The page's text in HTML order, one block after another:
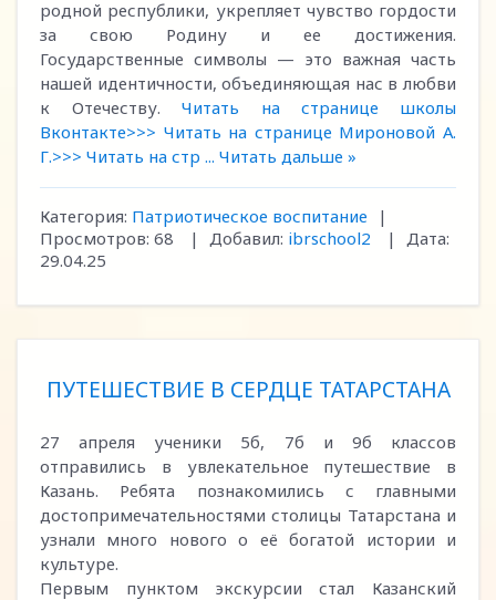
родной республики, укрепляет чувство гордости
за свою Родину и ее достижения.
Государственные символы — это важная часть
нашей идентичности, объединяющая нас в любви
к Отечеству.Читать на странице школы
Вконтакте>>> Читать на странице Мироновой А.
Г.>>> Читать на стр ... Читать дальше »
Категория: Патриотическое воспитание
|
Просмотров: 68 | Добавил: ibrschool2 |
Дата:
29.04.25
ПУТЕШЕСТВИЕ В СЕРДЦЕ ТАТАРСТАНА
27 апреля ученики 5б, 7б и 9б классов
отправились в увлекательное путешествие в
Казань. Ребята познакомились с главными
достопримечательностями столицы Татарстана и
узнали много нового о её богатой истории и
культуре.
Первым пунктом экскурсии стал Казанский